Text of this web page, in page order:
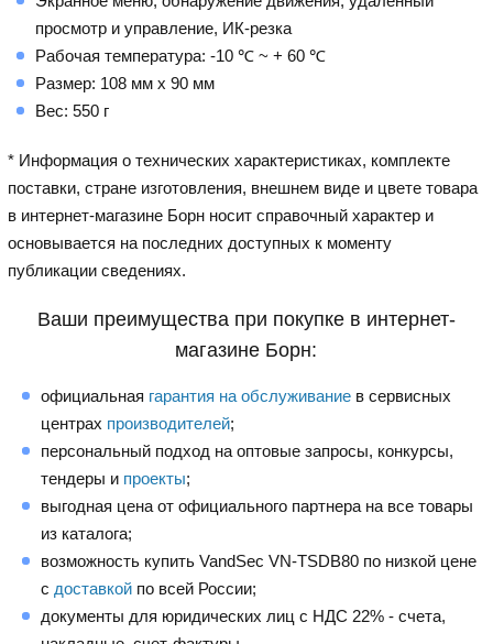
просмотр и управление, ИК-резка
Рабочая температура: -10 ℃ ~ + 60 ℃
Размер: 108 мм x 90 мм
Вес: 550 г
* Информация о технических характеристиках, комплекте
поставки, стране изготовления, внешнем виде и цвете товара
в интернет-магазине Борн носит справочный характер и
основывается на последних доступных к моменту
публикации сведениях.
Ваши преимущества при покупке в интернет-
магазине Борн:
официальная гарантия на обслуживание в сервисных
центрах производителей;
персональный подход на оптовые запросы, конкурсы,
тендеры и проекты;
выгодная цена от официального партнера на все товары
из каталога;
возможность купить VandSec VN-TSDB80 по низкой цене
с доставкой по всей России;
документы для юридических лиц с НДС 22% - счета,